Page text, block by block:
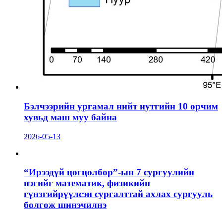
Бэлчээрийн ургамал нийт нутгийн 10 орчим
хувьд маш муу байна
2026-05-13
“Ирээдүй цогцолбор”-ын 7 сургуулийн
нэгийг математик, физикийн
гүнзгийрүүлсэн сургалттай ахлах сургууль
болгож шинэчилнэ